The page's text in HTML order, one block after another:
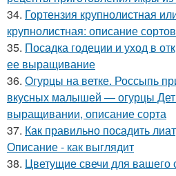
34. Гортензия крупнолистная
крупнолистная: описание
35. Посадка годеции и уход в
ее выращивание
36. Огурцы на ветке. Россыпь
вкусных малышей — огурцы
выращивании, описание сорта
37. Как правильно посадить
Описание - как выглядит
38. Цветущие свечи для вашего